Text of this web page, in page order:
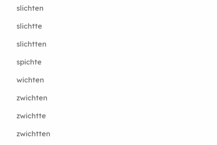
slichten
slichtte
slichtten
spichte
wichten
zwichten
zwichtte
zwichtten